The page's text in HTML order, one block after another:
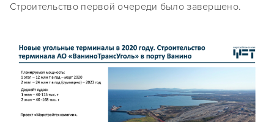
Строительство первой очереди было завершено.